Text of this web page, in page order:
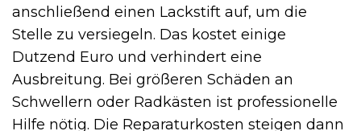
anschließend einen Lackstift auf, um die
Stelle zu versiegeln. Das kostet einige
Dutzend Euro und verhindert eine
Ausbreitung. Bei größeren Schäden an
Schwellern oder Radkästen ist professionelle
Hilfe nötig. Die Reparaturkosten steigen dann